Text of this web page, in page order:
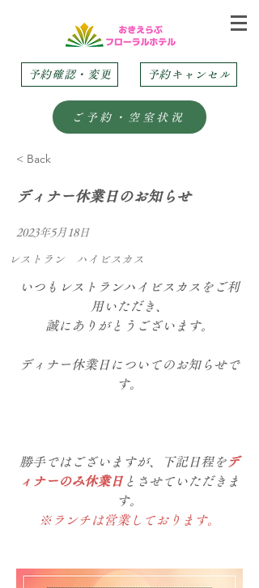
予約確認・変更 予約キャンセル
ご予約・空室状況
< Back
ディナー休業日のお知らせ
2023年5月18日
レストラン ハイビスカス
いつもレストランハイビスカスをご利
用いただき、
誠にありがとうございます。
ディナー休業日についてのお知らせで
す。
勝手ではございますが、下記日程を デ
ィナーのみ休業日 とさせていただきま
す。
※ランチは営業しております。